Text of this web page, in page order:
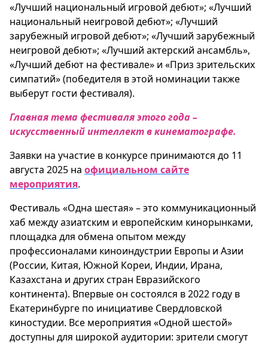
«Лучший национальный игровой дебют»; «Лучший
национальный неигровой дебют»; «Лучший
зарубежный игровой дебют»; «Лучший зарубежный
неигровой дебют»; «Лучший актерский ансамбль»,
«Лучший дебют на фестивале» и «Приз зрительских
симпатий» (победителя в этой номинации также
выберут гости фестиваля).
Главная тема фестиваля этого года –
искусственный интеллект в кинематографе.
Заявки на участие в конкурсе принимаются до 11
августа 2025 на официальном сайте
мероприятия.
Фестиваль «Одна шестая» – это коммуникационный
хаб между азиатским и европейским кинорынками,
площадка для обмена опытом между
профессионалами киноиндустрии Европы и Азии
(России, Китая, Южной Кореи, Индии, Ирана,
Казахстана и других стран Евразийского
континента). Впервые он состоялся в 2022 году в
Екатеринбурге по инициативе Свердловской
киностудии. Все мероприятия «Одной шестой»
доступны для широкой аудитории: зрители смогут